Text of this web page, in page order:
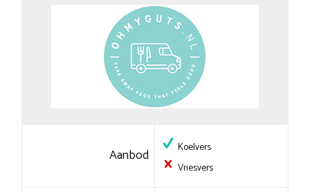
Aanbod
Koelvers
Vriesvers